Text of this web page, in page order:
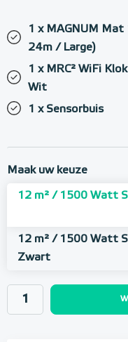
1 x MAGNUM
24m / Large)
1 x MRC² WiFi
Wit
1 x Sensorbuis
Maak uw keuze
12 m² / 1500 Watt
12 m² / 1500 Watt
Zwart